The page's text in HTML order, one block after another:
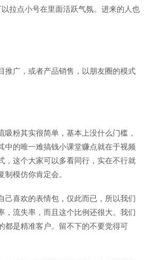
拉点小号在里面活跃气氛。进来的人也
推广，或者产品销售，以朋友圈的模式
粉其实很简单，基本上没什么门槛，
中的唯一难搞钱小课堂赚点就在于视频
，这个大家可以多看同行，实在不行就
模仿你肯定会。
喜欢的表情包，仅此而已，所以我们
，流失率，而且这个比例还很大。我们
是精准客户。留不下的不要觉得可